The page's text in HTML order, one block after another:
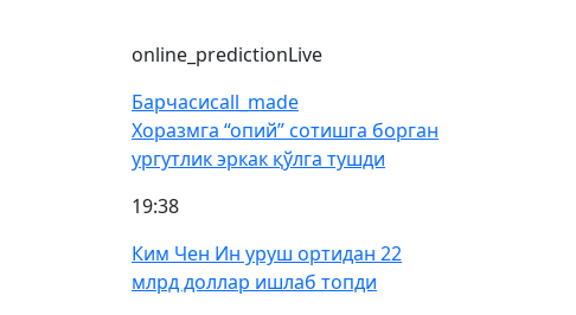
online_predictionLive
Барчасиcall_made
Хоразмга “опий” сотишга борган
ургутлик эркак қўлга тушди
19:38
Ким Чен Ин уруш ортидан 22
млрд доллар ишлаб топди